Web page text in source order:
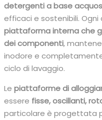
detergenti a base
efficaci e sostenibili.
piattaforma interna che
dei componenti,
inodore e
ciclo di lavaggio.
Le piattaforme di
essere fisse, oscillanti,
particolare è progettata